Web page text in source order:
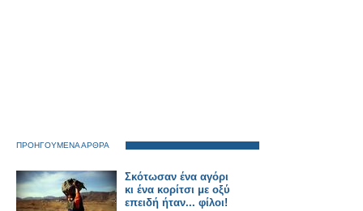
ΠΡΟΗΓΟΥΜΕΝΑ ΑΡΘΡΑ
Σκότωσαν ένα αγόρι
κι ένα κορίτσι με οξύ
επειδή ήταν... φίλοι!